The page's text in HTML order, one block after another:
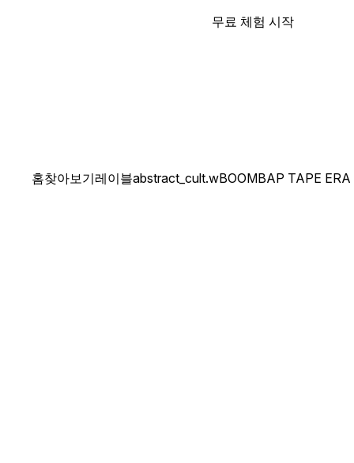
무료 체험 시작
홈찾아보기레이블abstract_cult.wBOOMBAP TAPE ERA